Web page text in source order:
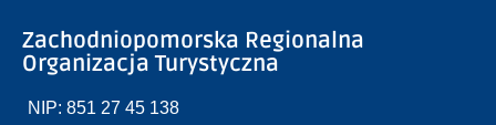
Zachodniopomorska Regionalna
Organizacja Turystyczna
NIP: 851 27 45 138